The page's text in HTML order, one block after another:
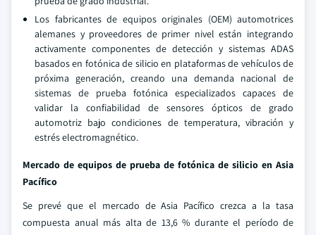
Los fabricantes de equipos originales (OEM) automotrices
alemanes y proveedores de primer nivel están integrando
activamente componentes de detección y sistemas ADAS
basados en fotónica de silicio en plataformas de vehículos de
próxima generación, creando una demanda nacional de
sistemas de prueba fotónica especializados capaces de
validar la confiabilidad de sensores ópticos de grado
automotriz bajo condiciones de temperatura, vibración y
estrés electromagnético.
Mercado de equipos de prueba de fotónica de silicio en Asia
Pacífico
Se prevé que el mercado de Asia Pacífico crezca a la tasa
compuesta anual más alta de 13,6 % durante el período de